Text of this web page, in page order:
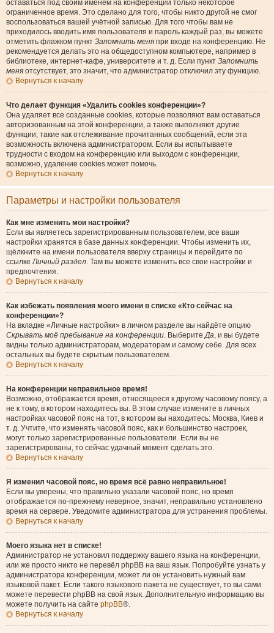
оставаться под своим именем на конференции только некоторое
ограниченное время. Это сделано для того, чтобы никто другой не смог
воспользоваться вашей учётной записью. Для того чтобы вам не
приходилось вводить имя пользователя и пароль каждый раз, вы можете
отметить флажком пункт Запомнить меня при входе на конференцию. Не
рекомендуется делать это на общедоступном компьютере, например в
библиотеке, интернет-кафе, университете и т. д. Если пункт Запомнить
меня отсутствует, это значит, что администратор отключил эту функцию.
Вернуться к началу
Что делает функция «Удалить cookies конференции»?
Она удаляет все созданные cookies, которые позволяют вам оставаться
авторизованным на этой конференции, а также выполняют другие
функции, такие как отслеживание прочитанных сообщений, если эта
возможность включена администратором. Если вы испытываете
трудности с входом на конференцию или выходом с конференции,
возможно, удаление cookies может помочь.
Вернуться к началу
Параметры и настройки пользователя
Как мне изменить мои настройки?
Если вы являетесь зарегистрированным пользователем, все ваши
настройки хранятся в базе данных конференции. Чтобы изменить их,
щёлкните на имени пользователя вверху страницы и перейдите по
ссылкеЛичный раздел. Там вы можете изменить все свои настройки и
предпочтения.
Вернуться к началу
Как избежать появления моего имени в списке «Кто сейчас на
конференции»?
На вкладке «Личные настройки» в личном разделе вы найдёте опцию
Скрывать моё пребывание на конференции. ВыберитеДа, и вы будете
видны только администраторам, модераторам и самому себе. Для всех
остальных вы будете скрытым пользователем.
Вернуться к началу
На конференции неправильное время!
Возможно, отображается время, относящееся к другому часовому поясу, а
не к тому, в котором находитесь вы. В этом случае измените в личных
настройках часовой пояс на тот, в котором вы находитесь: Москва, Киев и
т. д. Учтите, что изменять часовой пояс, как и большинство настроек,
могут только зарегистрированные пользователи. Если вы не
зарегистрированы, то сейчас удачный момент сделать это.
Вернуться к началу
Я изменил часовой пояс, но время всё равно неправильное!
Если вы уверены, что правильно указали часовой пояс, но время
отображается по-прежнему неверное, значит, неправильно установлено
время на сервере. Уведомите администратора для устранения проблемы.
Вернуться к началу
Моего языка нет в списке!
Администратор не установил поддержку вашего языка на конференции,
или же просто никто не перевёл phpBB на ваш язык. Попробуйте узнать у
администратора конференции, может ли он установить нужный вам
языковой пакет. Если такого языкового пакета не существует, то вы сами
можете перевести phpBB на свой язык. Дополнительную информацию вы
можете получить на сайте phpBB®.
Вернуться к началу